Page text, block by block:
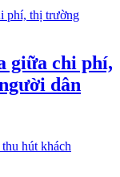
giữa chi phí,
dân